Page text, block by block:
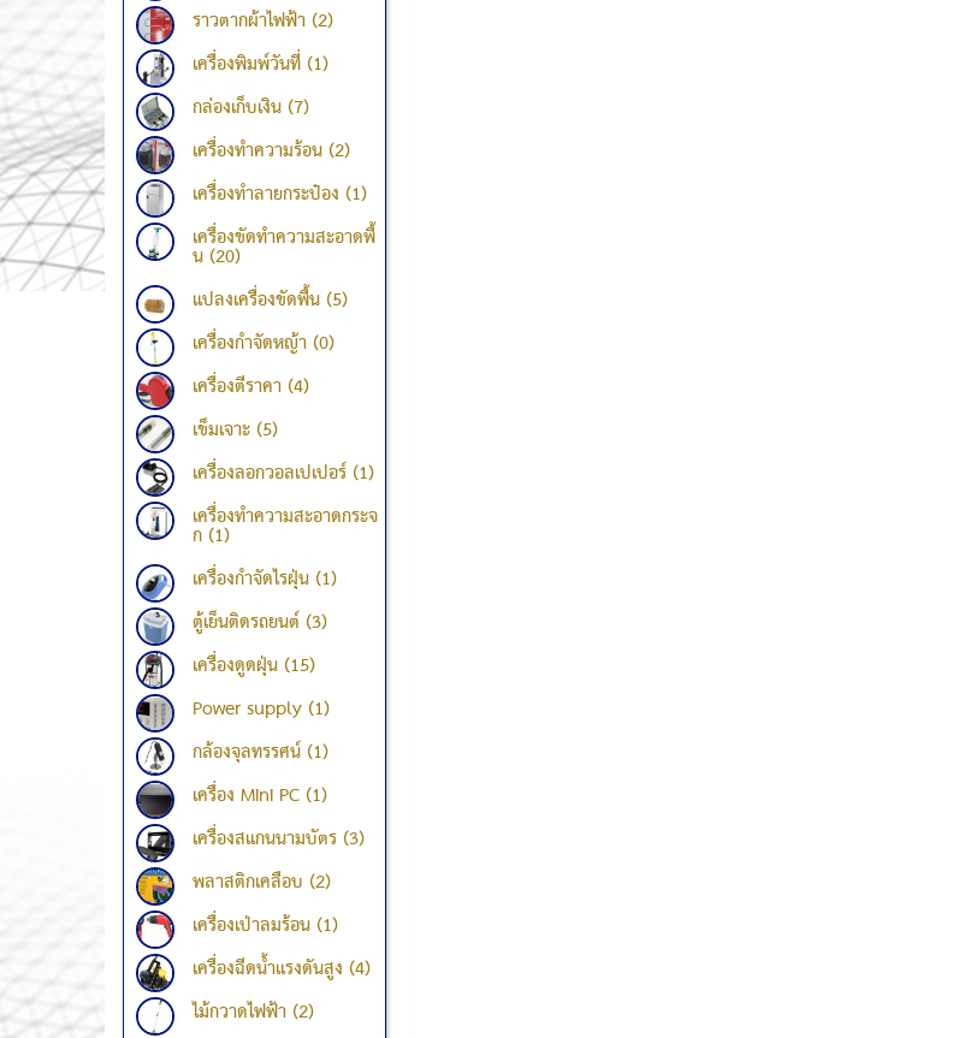
ราวตากผ้าไฟฟ้า (2)
เครื่องพิมพ์วันที่ (1)
กล่องเก็บเงิน (7)
เครื่องทำความร้อน (2)
เครื่องทำลายกระป๋อง (1)
เครื่องขัดทำความสะอาดพื้
น (20)
แปลงเครื่องขัดพื้น (5)
เครื่องกำจัดหญ้า (0)
เครื่องตีราคา (4)
เข็มเจาะ (5)
เครื่องลอกวอลเปเปอร์ (1)
เครื่องทำความสะอาดกระจ
ก (1)
เครื่องกำจัดไรฝุ่น (1)
ตู้เย็นติดรถยนต์ (3)
เครื่องดูดฝุ่น (15)
Power supply (1)
กล้องจุลทรรศน์ (1)
เครื่อง Mini PC (1)
เครื่องสแกนนามบัตร (3)
พลาสติกเคลือบ (2)
เครื่องเป่าลมร้อน (1)
เครื่องฉีดน้ำแรงดันสูง (4)
ไม้กวาดไฟฟ้า (2)